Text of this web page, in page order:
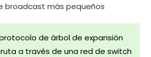
broadcast más pequeños
protocolo de árbol de expansión
a través de una red de switch